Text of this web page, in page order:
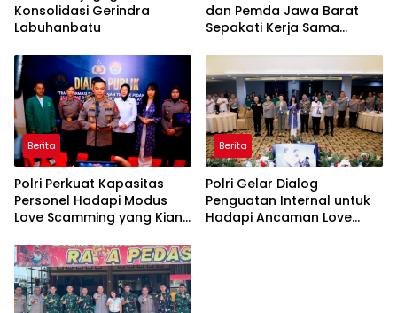
Konsolidasi Gerindra
Labuhanbatu
dan Pemda Jawa Barat
Sepakati Kerja Sama
Korupsi serta Penguatan
Ekonomi Daerah
Berita
Polri Perkuat Kapasitas
Personel Hadapi Modus
Love Scamming yang Kian
Berita
Polri Gelar Dialog
Penguatan Internal untuk
Hadapi Ancaman Love